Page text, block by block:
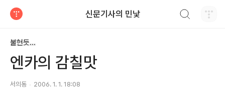
신문기사의 민낯
불현듯...
엔카의 감칠맛
서의동 2006. 1. 1. 18:08